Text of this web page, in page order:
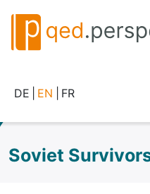
DE EN FR
Soviet